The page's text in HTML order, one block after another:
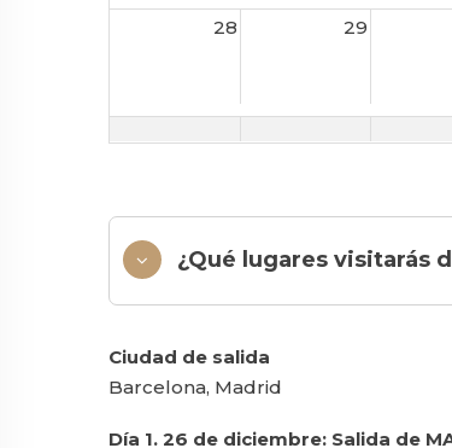
28 29
¿Qué lugares visitarás
Ciudad de salida
Barcelona, Madrid
Día 1. 26 de diciembre: Salida de